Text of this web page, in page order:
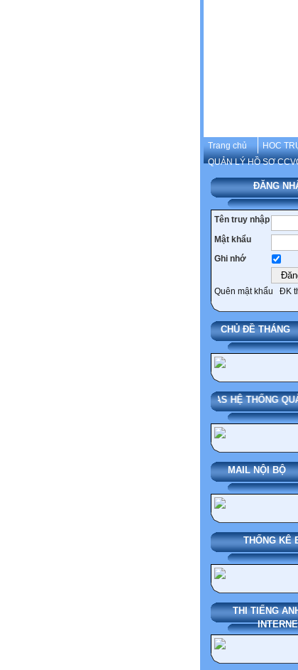
Trang chủ HOC
QUẢN LÝ HỒ SƠ
ĐĂNG
Tên truy nhập
Mật khẩu
Ghi nhớ
Quên mật khẩu ĐK
CHỦ ĐỀ
SMAS HỆ THỐNG
MAIL NỘI
THỐNG KÊ
THI TIẾNG